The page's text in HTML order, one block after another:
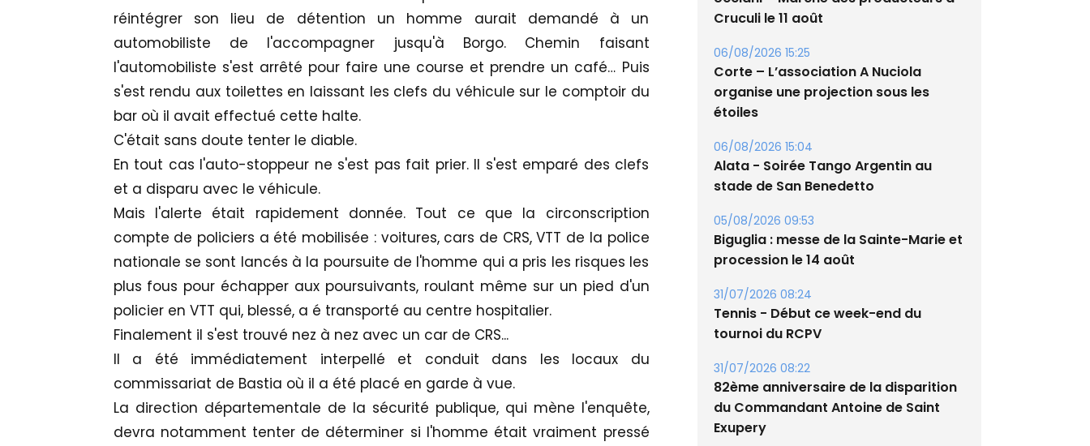
réintégrer son lieu de détention un homme aurait demandé à un
automobiliste de l'accompagner jusqu'à Borgo. Chemin faisant
l'automobiliste s'est arrêté pour faire une course et prendre un café… Puis
s'est rendu aux toilettes en laissant les clefs du véhicule sur le comptoir du
bar où il avait effectué cette halte.
C'était sans doute tenter le diable.
En tout cas l'auto-stoppeur ne s'est pas fait prier. Il s'est emparé des clefs
et a disparu avec le véhicule.
Mais l'alerte était rapidement donnée. Tout ce que la circonscription
compte de policiers a été mobilisée : voitures, cars de CRS, VTT de la police
nationale se sont lancés à la poursuite de l'homme qui a pris les risques les
plus fous pour échapper aux poursuivants, roulant même sur un pied d'un
policier en VTT qui, blessé, a é transporté au centre hospitalier.
Finalement il s'est trouvé nez à nez avec un car de CRS...
Il a été immédiatement interpellé et conduit dans les locaux du
commissariat de Bastia où il a été placé en garde à vue.
La direction départementale de la sécurité publique, qui mène l'enquête,
devra notamment tenter de déterminer si l'homme était vraiment pressé
Cruculi le 11 août
06/08/2026 15:25
Corte – L’association A Nuciola
organise une projection sous les
étoiles
06/08/2026 15:04
Alata - Soirée Tango Argentin au
stade de San Benedetto
05/08/2026 09:53
Biguglia : messe de la Sainte-Marie et
procession le 14 août
31/07/2026 08:24
Tennis - Début ce week-end du
tournoi du RCPV
31/07/2026 08:22
82ème anniversaire de la disparition
du Commandant Antoine de Saint
Exupery